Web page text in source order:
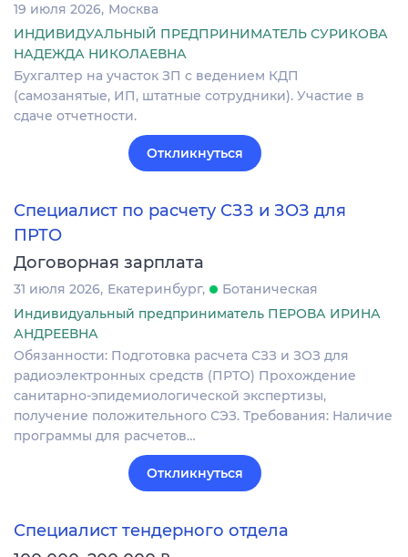
19 июля 2026 Москва
ИНДИВИДУАЛЬНЫЙ ПРЕДПРИНИМАТЕЛЬ СУРИКОВА
НАДЕЖДА НИКОЛАЕВНА
Бухгалтер на участок ЗП с ведением КДП
(самозанятые, ИП, штатные сотрудники). Участие в
сдаче отчетности.
Откликнуться
Специалист по расчету СЗЗ и ЗОЗ для
ПРТО
Договорная зарплата
31 июля 2026 Екатеринбург
Ботаническая
Индивидуальный предприниматель ПЕРОВА ИРИНА
АНДРЕЕВНА
Обязанности: Подготовка расчета СЗЗ и ЗОЗ для
радиоэлектронных средств (ПРТО) Прохождение
санитарно-эпидемиологической экспертизы,
получение положительного СЭЗ. Требования: Наличие
программы для расчетов…
Откликнуться
Специалист тендерного отдела